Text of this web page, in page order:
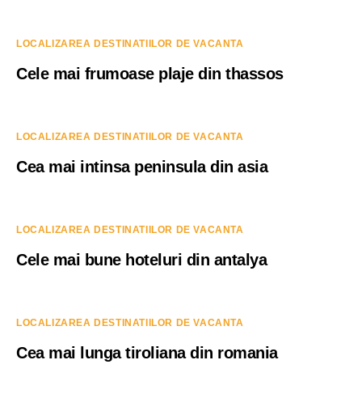
LOCALIZAREA DESTINATIILOR DE VACANTA
Cele mai frumoase plaje din thassos
LOCALIZAREA DESTINATIILOR DE VACANTA
Cea mai intinsa peninsula din asia
LOCALIZAREA DESTINATIILOR DE VACANTA
Cele mai bune hoteluri din antalya
LOCALIZAREA DESTINATIILOR DE VACANTA
Cea mai lunga tiroliana din romania